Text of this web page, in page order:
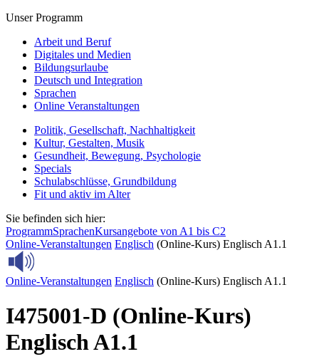
Unser Programm
Arbeit und Beruf
Digitales und Medien
Bildungsurlaube
Deutsch und Integration
Sprachen
Online Veranstaltungen
Politik, Gesellschaft, Nachhaltigkeit
Kultur, Gestalten, Musik
Gesundheit, Bewegung, Psychologie
Specials
Schulabschlüsse, Grundbildung
Fit und aktiv im Alter
Sie befinden sich hier:
ProgrammSprachenKursangebote von A1 bis C2
Online-Veranstaltungen Englisch (Online-Kurs) Englisch A1.1
Online-Veranstaltungen Englisch (Online-Kurs) Englisch A1.1
I475001-D (Online-Kurs)
Englisch A1.1